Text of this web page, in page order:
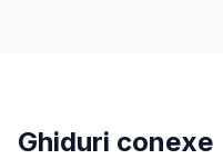
Ghiduri conexe